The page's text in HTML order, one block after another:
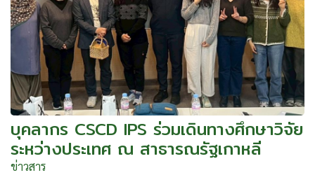
บุคลากร CSCD IPS ร่วมเดินทางศึกษาวิจัย
ระหว่างประเทศ ณ สาธารณรัฐเกาหลี
ข่าวสาร